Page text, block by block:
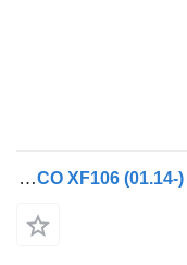
صمام التحكم في الفرامل WABCO XF106 (01.14-) 4800030640 لـ السيارات القاطرة DAF XF106 (2014-)